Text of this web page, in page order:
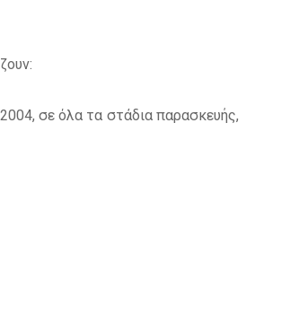
σε όλα τα στάδια παρασκευής,